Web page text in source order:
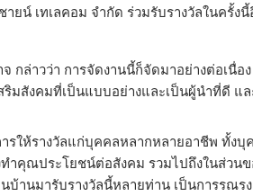
ยน์ เทเลคอม จำกัด ร่วมรับรางวัลในครั้ง
จ กล่าวว่า การจัดงานนี้ก็จัดมาอย่างต่อเนื่
ริมสังคมที่เป็นแบบอย่างและเป็นผู้นำที่ดี
รให้รางวัลแก่บุคคลหลากหลายอาชีพ ทั้ง
ำคุณประโยชน์ต่อสังคม รวมไปถึงในส่วนข
นบ้านมารับรางวัลนี้หลายท่าน เป็นการรณ